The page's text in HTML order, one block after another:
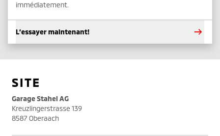
immédiatement.
L’essayer maintenant!
SITE
Garage Stahel AG
Kreuzlingerstrasse 139
8587 Oberaach